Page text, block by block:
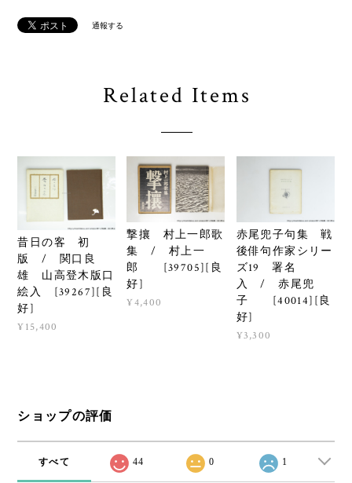
通報する
Related Items
昔日の客 初
版 / 関口良
雄 山高登木版口
絵入 [39267][良
好]
¥15,400
撃攘 村上一郎歌
集 / 村上一
郎 [39705][良
好]
¥4,400
赤尾兜子句集 戦
後俳句作家シリー
ズ19 署名
入 / 赤尾兜
子 [40014][良
好]
¥3,300
ショップの評価
すべて 44 0 1